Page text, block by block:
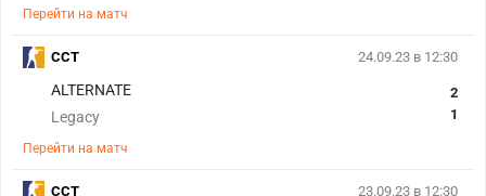
Перейти на матч
24.09.23 в 12:30
ALTERNATE
Legacy
2
1
Перейти на матч
CCT
23.09.23 в 12:30
CCT